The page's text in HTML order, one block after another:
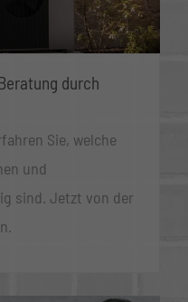
durch
Sie, welche
und
sind. Jetzt von der